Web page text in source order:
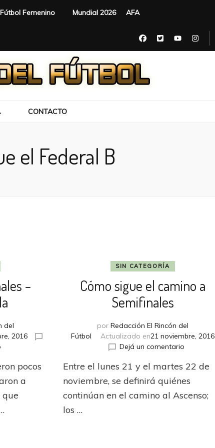
Fútbol Femenino Mundial 2026 AFA
CONTACTO
el Federal B
–
del
2016
en
a
las
–
pocos
a
que
SIN CATEGORÍA
Cómo sigue el camino a
Semifinales
por Redacción El Rincón del
Fútbol
Actualizado en21 noviembre, 2016
Dejá un comentarioen
sigue
el
a
Entre el lunes 21 y el martes 22 de
noviembre, se definirá quiénes
continúan en el camino al Ascenso;
los …